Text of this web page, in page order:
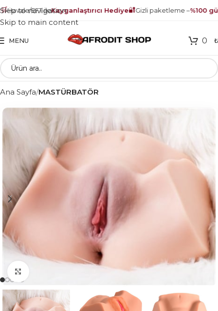
Havale/EFT ileKayganlaştırıcı Hediye🔐Gizli paketleme –%100
Skip to navigation
Skip to main content
MENU 0 ₺
Ana Sayfa MASTÜRBATÖR